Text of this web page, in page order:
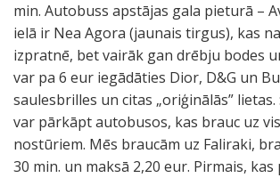
min. Autobuss apstājas gala pieturā –
ielā ir Nea Agora (jaunais tirgus), kas
izpratnē, bet vairāk gan drēbju bodes
var pa 6 eur iegādāties Dior, D&G un
saulesbrilles un citas „oriģinālās” lietas.
var pārkāpt autobusos, kas brauc uz
nostūriem. Mēs braucām uz Faliraki,
30 min. un maksā 2,20 eur. Pirmais,